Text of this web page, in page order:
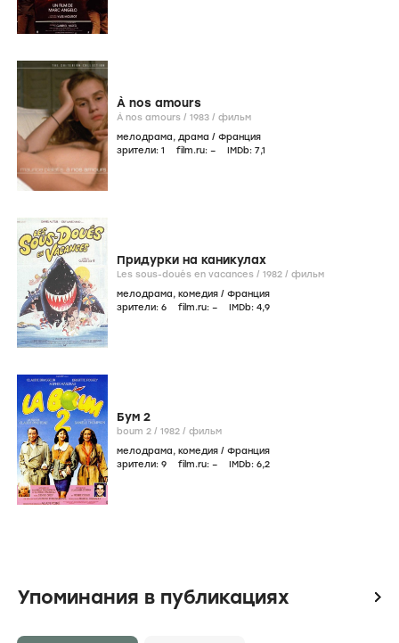
À nos amours
À nos amours / 1983 / фильм
мелодрама, драма / Франция
зрители: 1 film.ru: – IMDb: 7,1
Придурки на каникулах
Les sous-doués en vacances / 1982 / фильм
мелодрама, комедия / Франция
зрители: 6 film.ru: – IMDb: 4,9
Бум 2
boum 2 / 1982 / фильм
мелодрама, комедия / Франция
зрители: 9 film.ru: – IMDb: 6,2
Упоминания в публикациях icon